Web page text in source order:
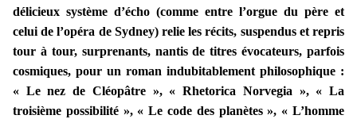
délicieux système d’écho (comme entre l’orgue du père et
celui de l’opéra de Sydney) relie les récits, suspendus et repris
tour à tour, surprenants, nantis de titres évocateurs, parfois
cosmiques, pour un roman indubitablement philosophique :
« Le nez de Cléopâtre », « Rhetorica Norvegia », « La
troisième possibilité », « Le code des planètes », « L’homme